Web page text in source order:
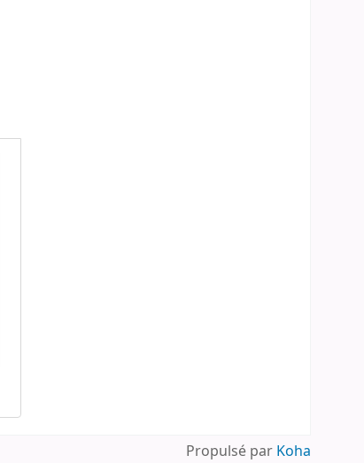
Propulsé par Koha